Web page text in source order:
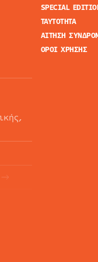
SPECIAL
ΤΑΥΤΟΤΗΤΑ
ΑΙΤΗΣΗ
ΟΡΟΙ ΧΡΗΣΗΣ